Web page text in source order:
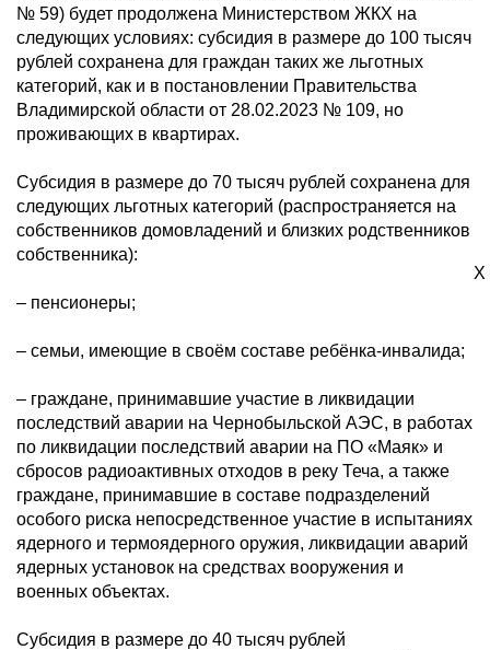
X
№ 59) будет продолжена Министерством ЖКХ на
следующих условиях: субсидия в размере до 100 тысяч
рублей сохранена для граждан таких же льготных
категорий, как и в постановлении Правительства
Владимирской области от 28.02.2023 № 109, но
проживающих в квартирах.
Субсидия в размере до 70 тысяч рублей сохранена для
следующих льготных категорий (распространяется на
собственников домовладений и близких родственников
собственника):
– пенсионеры;
– семьи, имеющие в своём составе ребёнка-инвалида;
– граждане, принимавшие участие в ликвидации
последствий аварии на Чернобыльской АЭС, в работах
по ликвидации последствий аварии на ПО «Маяк» и
сбросов радиоактивных отходов в реку Теча, а также
граждане, принимавшие в составе подразделений
особого риска непосредственное участие в испытаниях
ядерного и термоядерного оружия, ликвидации аварий
ядерных установок на средствах вооружения и
военных объектах.
Субсидия в размере до 40 тысяч рублей